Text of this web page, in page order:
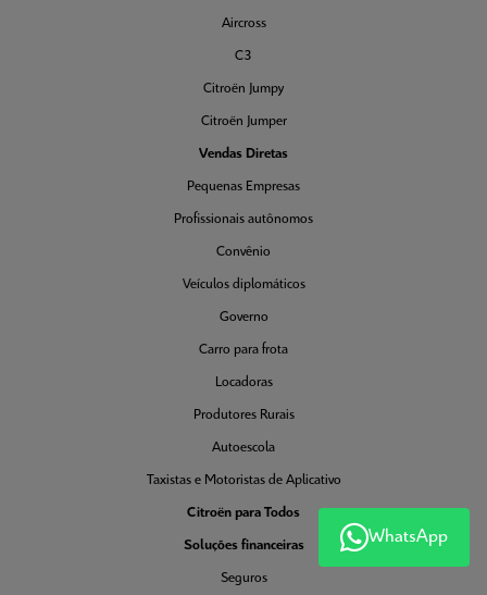
Aircross
C3
Citroën Jumpy
Citroën Jumper
Vendas Diretas
Pequenas Empresas
Profissionais autônomos
Convênio
Veículos diplomáticos
Governo
Carro para frota
Locadoras
Produtores Rurais
Autoescola
Taxistas e Motoristas de Aplicativo
Citroën para Todos
Soluções financeiras
Seguros
WhatsApp